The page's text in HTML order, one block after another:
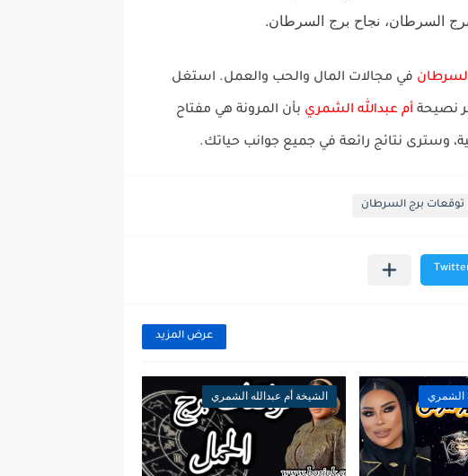
السرطان، نجاح برج السرطان.
في مجالات المال والحب والعمل. استغل
نصيحة أم عبدالله الشمري بأن المرونة هي مفتاح
وسترى نتائج رائعة في جميع جوانب حياتك.
توقعات برج السرطان
عرض المزيد
الشمري الشيخة أم عبدالله الشمري